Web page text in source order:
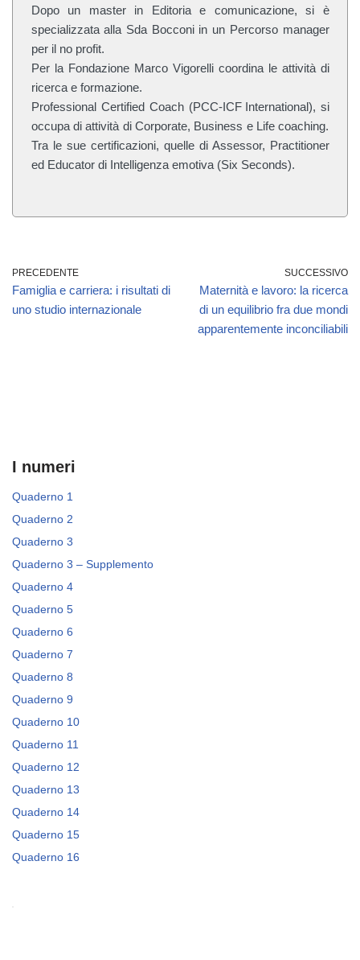
Dopo un master in Editoria e comunicazione, si è
specializzata alla Sda Bocconi in un Percorso manager
per il no profit.
Per la Fondazione Marco Vigorelli coordina le attività di
ricerca e formazione.
Professional Certified Coach (PCC-ICF International), si
occupa di attività di Corporate, Business e Life coaching.
Tra le sue certificazioni, quelle di Assessor, Practitioner
ed Educator di Intelligenza emotiva (Six Seconds).
PRECEDENTE
Famiglia e carriera: i risultati di
uno studio internazionale
SUCCESSIVO
Maternità e lavoro: la ricerca
di un equilibrio fra due mondi
apparentemente inconciliabili
I numeri
Quaderno 1
Quaderno 2
Quaderno 3
Quaderno 3 – Supplemento
Quaderno 4
Quaderno 5
Quaderno 6
Quaderno 7
Quaderno 8
Quaderno 9
Quaderno 10
Quaderno 11
Quaderno 12
Quaderno 13
Quaderno 14
Quaderno 15
Quaderno 16